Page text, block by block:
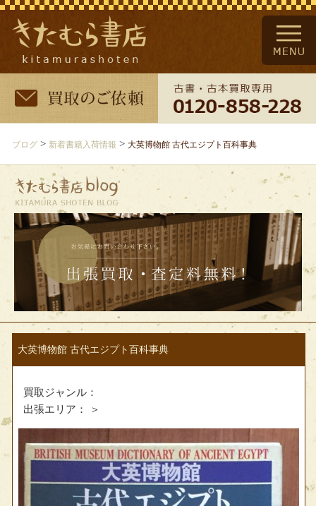
ブログ> 新着書籍入荷情報 > 大英博物館 古代エジプト百科事典
大英博物館 古代エジプト百科事典
買取ジャンル：
出張エリア：
＞